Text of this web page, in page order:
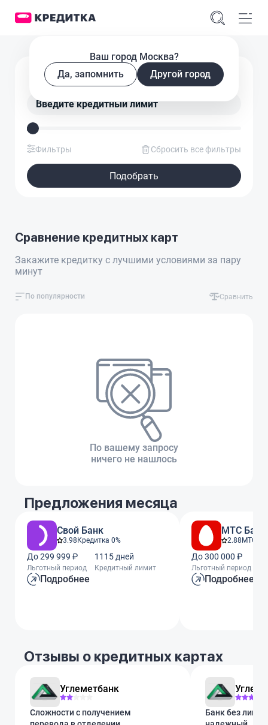
Ваш город Москва?
Да, запомнить
Другой город
Подобрать кредитную карту
Введите кредитный лимит
Фильтры Сбросить все фильтры
Подобрать
Сравнение кредитных карт
Закажите кредитку с лучшими условиями за пару
минут
По популярности Сравнить
По вашему запросу
ничего не нашлось
Предложения месяца
Свой Банк
3.98 Кредитка 0%
До 299 999 ₽
Льготный период
1115 дней
Кредитный лимит
Подробнее
МТС Банк
2.88 МТС
До 300 000 ₽
Льготный период
Подробнее
Отзывы о кредитных картах
Углеметбанк
Сложности с получением
Банк без